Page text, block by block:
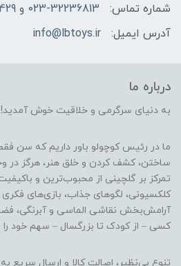
شماره تماس:
023-32236813 و 09198551429
آدرس ایمیل:
info@lbtoys.ir
درباره ما
به دنیای سرگرمی و خلاقیت خوش آمدید!
ما در رئیس کوچولو باور داریم که سن
ساختن، کشف کردن و خلق هنر، هرگز در
تمرکز بر گلچینی از محبوب‌ترین و
کلکسیونی، لگوهای جذاب، بازی‌های
آرامش‌بخش نقاشی الماسی و آبرنگی،
کسی – از کودک تا بزرگسال – سهم خود را
تنوع بی‌نظیر، اصالت کالا و ارسال سریع